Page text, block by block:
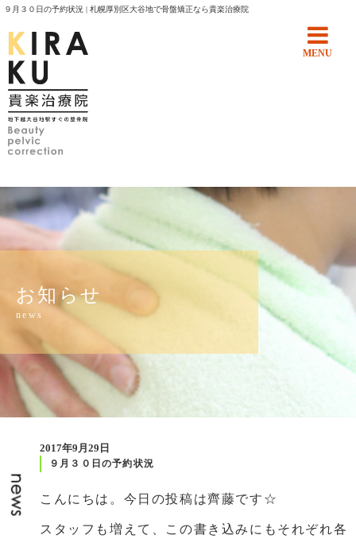
９月３０日の予約状況 | 札幌厚別区大谷地で骨盤矯正なら貴楽治療院
MENU
お知らせ
news
2017年9月29日
９月３０日の予約状況
こんにちは。今日の投稿は齊藤です☆
スタッフも増えて、この書き込みにもそれぞれ各